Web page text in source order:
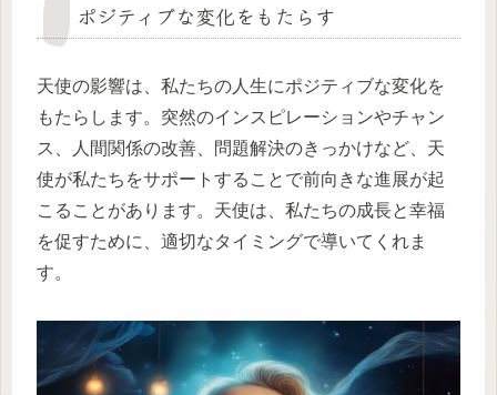
ポジティブな変化をもたらす
天使の影響は、私たちの人生にポジティブな変化を
もたらします。突然のインスピレーションやチャン
ス、人間関係の改善、問題解決のきっかけなど、天
使が私たちをサポートすることで前向きな進展が起
こることがあります。天使は、私たちの成長と幸福
を促すために、適切なタイミングで導いてくれま
す。